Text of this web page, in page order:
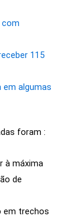
com
115
em algumas
foram :
à máxima
de
em trechos